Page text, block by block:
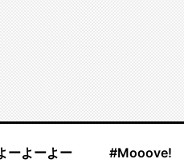
ーよーよー #Mooove!